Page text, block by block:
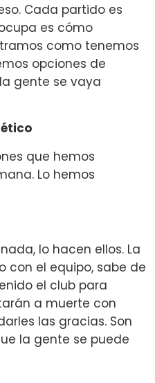
Cada partido es
es cómo
como tenemos
opciones de
gente se vaya
que hemos
Lo hemos
lo hacen ellos. La
con el equipo, sabe de
el club para
a muerte con
las gracias. Son
la gente se puede